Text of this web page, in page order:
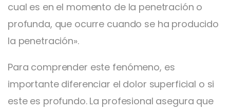
cual es en el momento de la penetración o
profunda, que ocurre cuando se ha producido
la penetración».
Para comprender este fenómeno, es
importante diferenciar el dolor superficial o si
este es profundo. La profesional asegura que